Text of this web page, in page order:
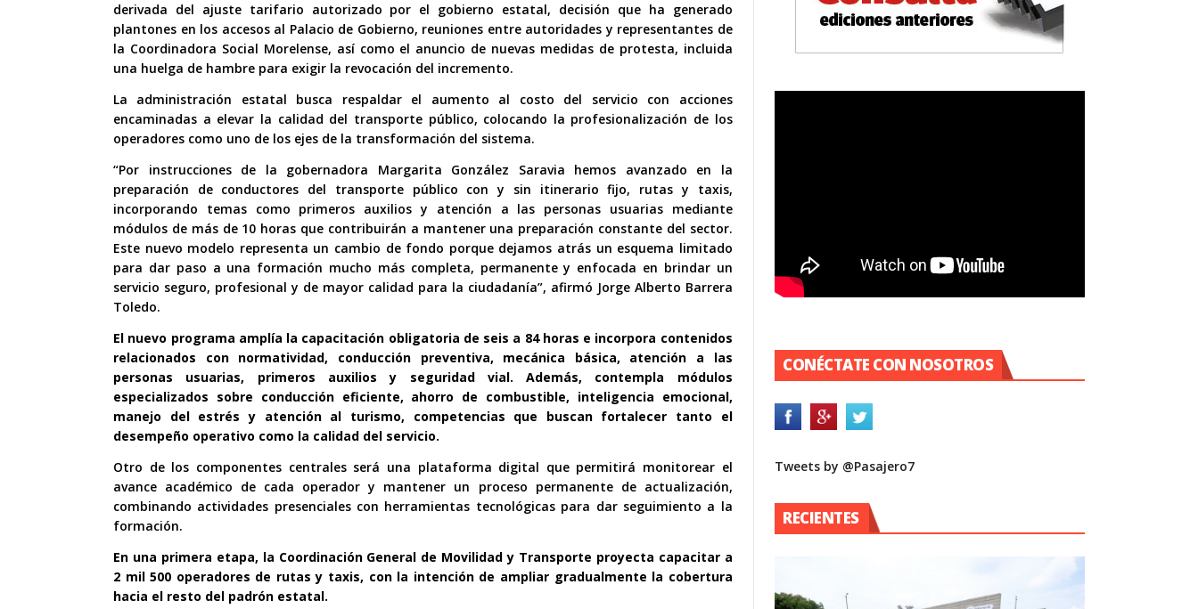
derivada del ajuste tarifario autorizado por el gobierno estatal, decisión que ha generado
plantones en los accesos al Palacio de Gobierno, reuniones entre autoridades y representantes de
la Coordinadora Social Morelense, así como el anuncio de nuevas medidas de protesta, incluida
una huelga de hambre para exigir la revocación del incremento.
La administración estatal busca respaldar el aumento al costo del servicio con acciones
encaminadas a elevar la calidad del transporte público, colocando la profesionalización de los
operadores como uno de los ejes de la transformación del sistema.
“Por instrucciones de la gobernadora Margarita González Saravia hemos avanzado en la
preparación de conductores del transporte público con y sin itinerario fijo, rutas y taxis,
incorporando temas como primeros auxilios y atención a las personas usuarias mediante
módulos de más de 10 horas que contribuirán a mantener una preparación constante del sector.
Este nuevo modelo representa un cambio de fondo porque dejamos atrás un esquema limitado
para dar paso a una formación mucho más completa, permanente y enfocada en brindar un
servicio seguro, profesional y de mayor calidad para la ciudadanía”, afirmó Jorge Alberto Barrera
Toledo.
El nuevo programa amplía la capacitación obligatoria de seis a 84 horas e incorpora contenidos
relacionados con normatividad, conducción preventiva, mecánica básica, atención a las
personas usuarias, primeros auxilios y seguridad vial. Además, contempla módulos
especializados sobre conducción eficiente, ahorro de combustible, inteligencia emocional,
manejo del estrés y atención al turismo, competencias que buscan fortalecer tanto el
desempeño operativo como la calidad del servicio.
Otro de los componentes centrales será una plataforma digital que permitirá monitorear el
avance académico de cada operador y mantener un proceso permanente de actualización,
combinando actividades presenciales con herramientas tecnológicas para dar seguimiento a la
formación.
En una primera etapa, la Coordinación General de Movilidad y Transporte proyecta capacitar a
2 mil 500 operadores de rutas y taxis, con la intención de ampliar gradualmente la cobertura
hacia el resto del padrón estatal.
CONÉCTATE CON NOSOTROS
Tweets by @Pasajero7
RECIENTES